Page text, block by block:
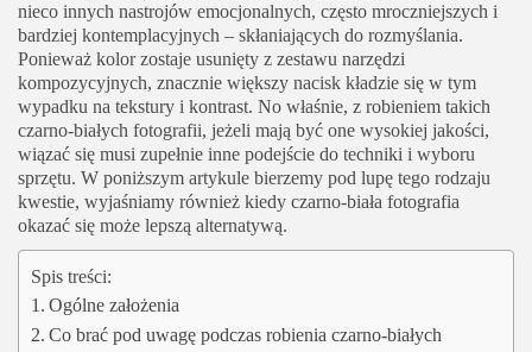
nieco innych nastrojów emocjonalnych, często mroczniejszych i
bardziej kontemplacyjnych – skłaniających do rozmyślania.
Ponieważ kolor zostaje usunięty z zestawu narzędzi
kompozycyjnych, znacznie większy nacisk kładzie się w tym
wypadku na tekstury i kontrast. No właśnie, z robieniem takich
czarno-białych fotografii, jeżeli mają być one wysokiej jakości,
wiązać się musi zupełnie inne podejście do techniki i wyboru
sprzętu. W poniższym artykule bierzemy pod lupę tego rodzaju
kwestie, wyjaśniamy również kiedy czarno-biała fotografia
okazać się może lepszą alternatywą.
Spis treści:
Ogólne założenia
Co brać pod uwagę podczas robienia czarno-białych